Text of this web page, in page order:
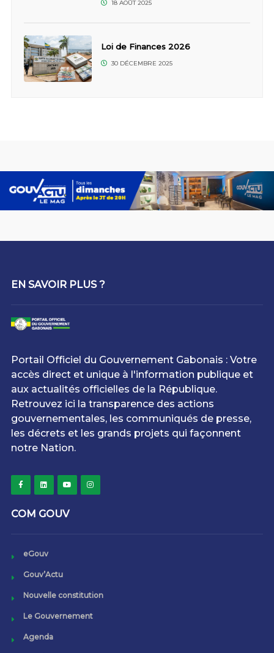
18 AOÛT 2025
Loi de Finances 2026
30 DÉCEMBRE 2025
EN SAVOIR PLUS ?
Portail Officiel du Gouvernement Gabonais : Votre
accès direct et unique à l'information publique et
aux actualités officielles de la République.
Retrouvez ici la transparence des actions
gouvernementales, les communiqués de presse,
les décrets et les grands projets qui façonnent
notre Nation.
COM GOUV
eGouv
Gouv’Actu
Nouvelle constitution
Le Gouvernement
Agenda